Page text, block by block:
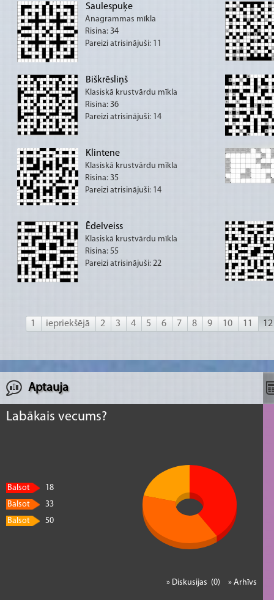
Saulespuķe
Anagrammas mīkla
Risina: 34
Pareizi atrisinājuši: 11
Biškrēsliņš
Klasiskā krustvārdu mīkla
Risina: 36
Pareizi atrisinājuši: 14
Klintene
Klasiskā krustvārdu mīkla
Risina: 35
Pareizi atrisinājuši: 14
Ēdelveiss
Klasiskā krustvārdu mīkla
Risina: 55
Pareizi atrisinājuši: 22
1 iepriekšējā 2 3 4 5 6 7 8 9 10 11 12
Aptauja
Labākais vecums?
Balsot
18
Balsot
33
Balsot
50
» Arhīvs
» Diskusijas (0)